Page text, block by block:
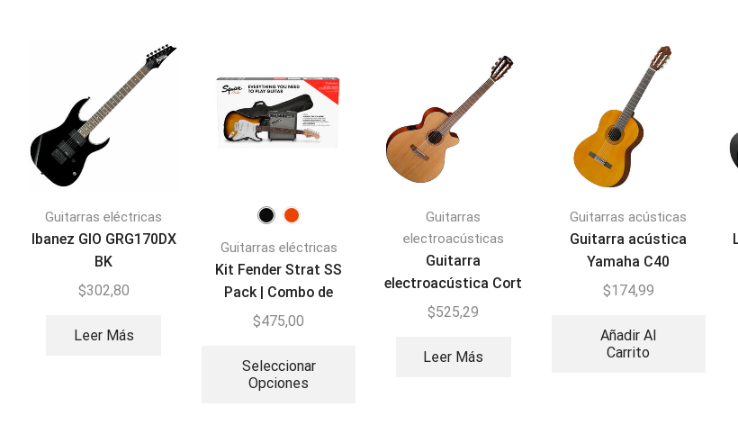
Guitarras eléctricas
Ibanez GIO GRG170DX
BK
$302,80
Leer Más
Guitarras eléctricas
Kit Fender Strat SS
Pack | Combo de
Guitarra Eléctrica
$475,00
Seleccionar
Opciones
Guitarras
electroacústicas
Guitarra
electroacústica Cort
CEC7
$525,29
Leer Más
Guitarras acústicas
Guitarra acústica
Yamaha C40
$174,99
Añadir Al
Carrito